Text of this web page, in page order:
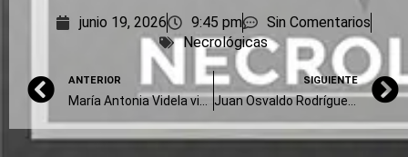
junio 19, 2026 9:45 pm
Sin Comentarios
Necrológicas
ANTERIOR
María Antonia Videla viuda de Banegas “Tita” (Q.E.P.D.)
SIGUIENTE
Juan Osvaldo Rodríguez “Cordobés” (Q.E.P.D.)